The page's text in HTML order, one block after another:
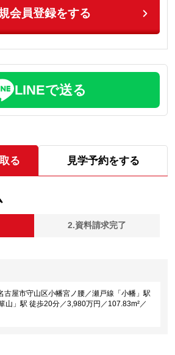
会員登録をする
LINEで送る
る 見学予約をする
2.資料請求完了
古屋市守山区小幡宮ノ腰／瀬戸線「小幡」駅
山」駅 徒歩20分／3,980万円／107.83m²／